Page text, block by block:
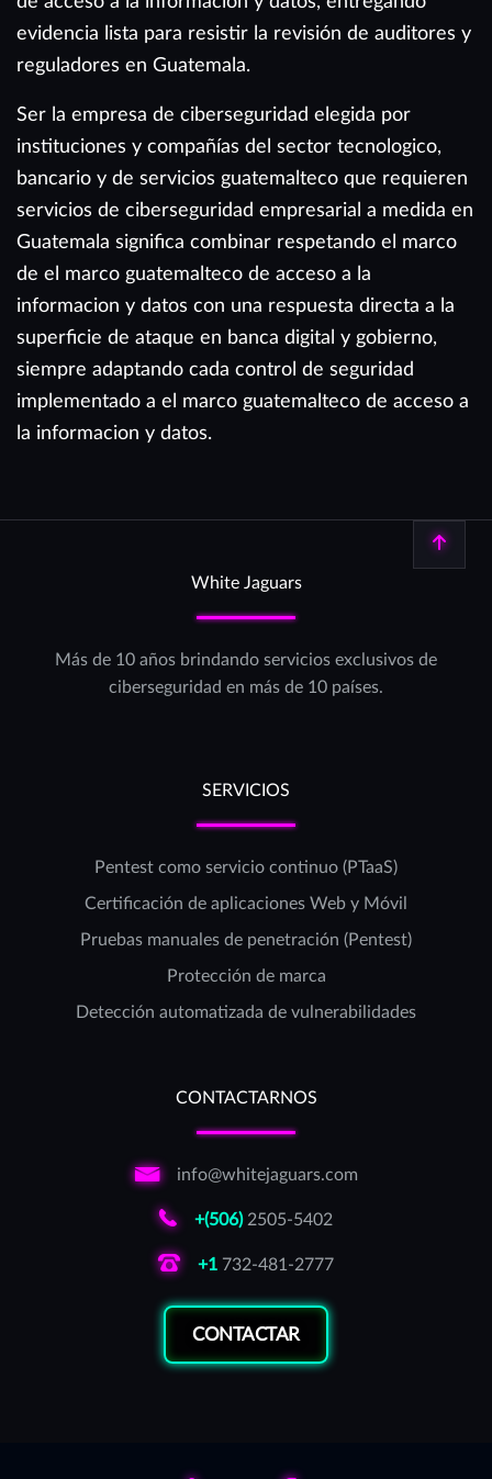
evidencia lista para resistir la revisión de auditores y
reguladores en Guatemala.
Ser la empresa de ciberseguridad elegida por
instituciones y compañías del sector tecnologico,
bancario y de servicios guatemalteco que requieren
servicios de ciberseguridad empresarial a medida en
Guatemala significa combinar respetando el marco
de el marco guatemalteco de acceso a la
informacion y datos con una respuesta directa a la
superficie de ataque en banca digital y gobierno,
siempre adaptando cada control de seguridad
implementado a el marco guatemalteco de acceso a
la informacion y datos.
White Jaguars
Más de 10 años brindando servicios exclusivos de
ciberseguridad en más de 10 países.
SERVICIOS
Pentest como servicio continuo (PTaaS)
Certificación de aplicaciones Web y Móvil
Pruebas manuales de penetración (Pentest)
Protección de marca
Detección automatizada de vulnerabilidades
CONTACTARNOS
info@whitejaguars.com
+(506)2505-5402
+1 732-481-2777
CONTACTAR